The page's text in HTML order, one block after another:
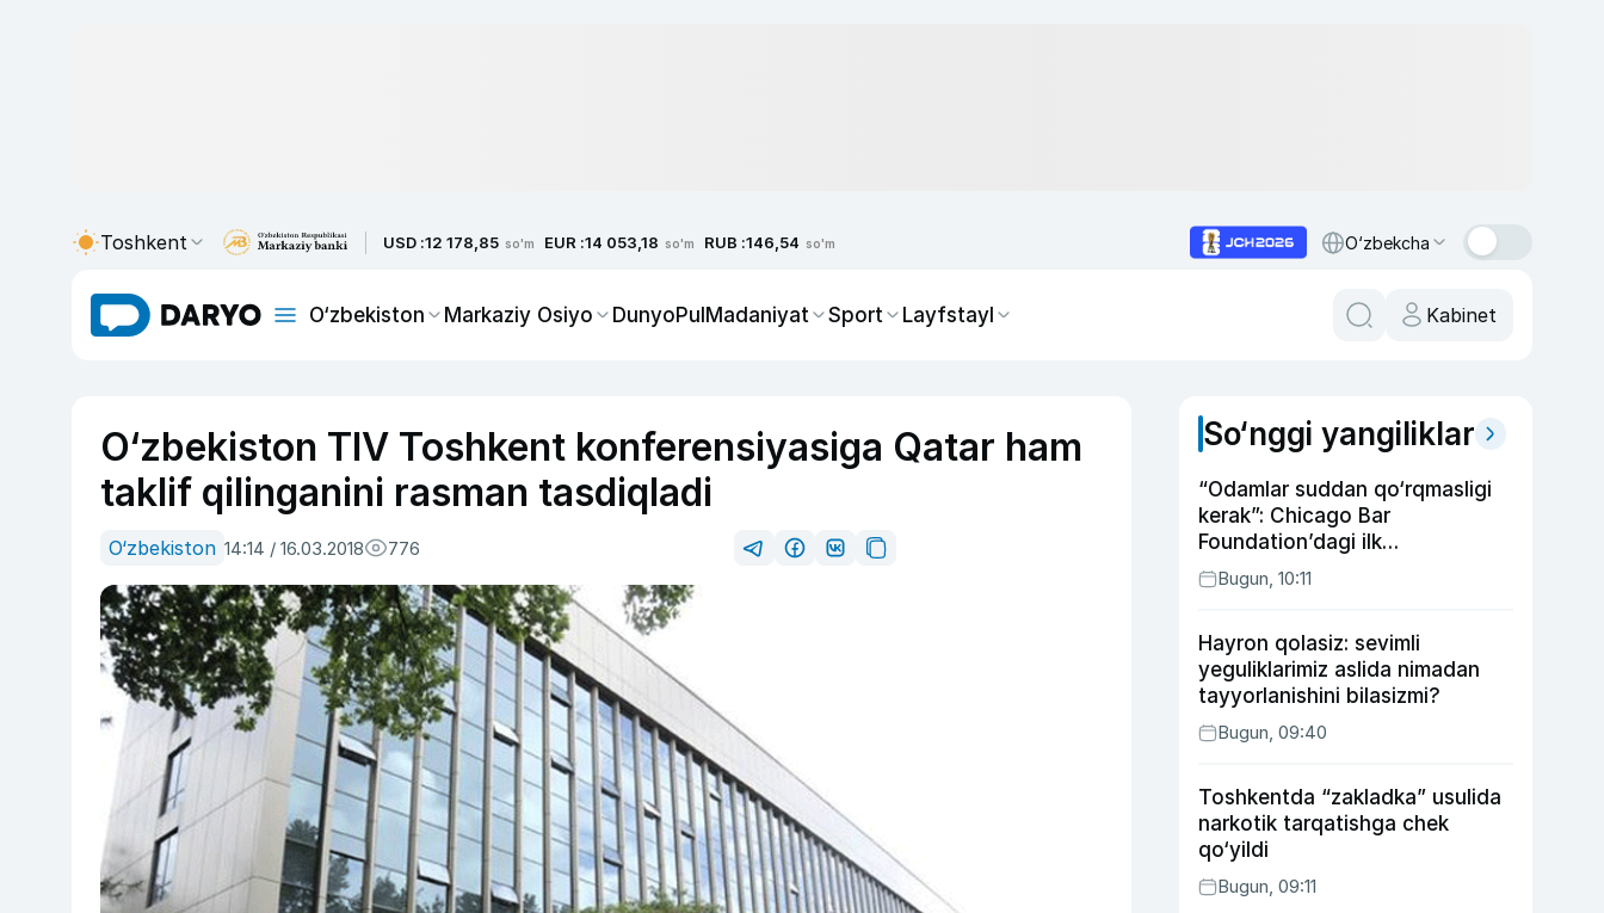
Toshkent USD :12 178,85 so'm EUR :14 053,18 so'm RUB :146,54 so'm O‘zbekcha
O‘zbekiston Markaziy Osiyo DunyoPulMadaniyat Sport Layfstayl Kabinet
O‘zbekiston TIV Toshkent konferensiyasiga Qatar ham
taklif qilinganini rasman tasdiqladi
O‘zbekiston 14:14 / 16.03.2018 776
So‘nggi yangiliklar
“Odamlar suddan qo‘rqmasligi
kerak”: Chicago Bar
Foundation’dagi ilk
o‘zbekistonlik Go‘zal
Abduaxatova
Bugun, 10:11
Hayron qolasiz: sevimli
yeguliklarimiz aslida nimadan
tayyorlanishini bilasizmi?
Bugun, 09:40
Toshkentda “zakladka” usulida
narkotik tarqatishga chek
qo‘yildi
Bugun, 09:11